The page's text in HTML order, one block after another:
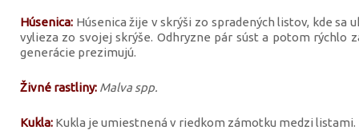
Húsenica: Húsenica žije v skrýši zo spradených listov, kde sa
vylieza zo svojej skrýše. Odhryzne pár súst a potom rýchlo
generácie prezimujú.
Živné rastliny: Malva spp.
Kukla: Kukla je umiestnená v riedkom zámotku medzi listami.